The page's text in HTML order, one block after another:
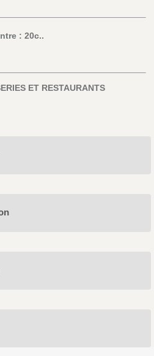
: 20c..
ET RESTAURANTS